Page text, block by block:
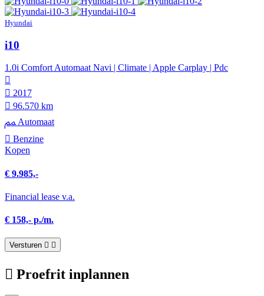
Hyundai
i10
1.0i Comfort Automaat Navi | Climate | Apple Carplay | Pdc
2017
96.570 km
Automaat
Benzine
Kopen
€ 9.985,-
Financial lease v.a.
€ 158,- p./m.
Versturen
Proefrit inplannen